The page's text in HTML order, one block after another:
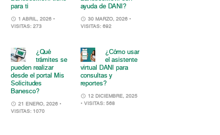
para ti
1 ABRIL, 2026 •
VISITAS: 273
ayuda de DANI?
30 MARZO, 2026 •
VISITAS: 692
¿Qué
trámites se
pueden realizar
desde el portal Mis
Solicitudes
Banesco?
21 ENERO, 2026 •
VISITAS: 1070
¿Cómo usar
el asistente
virtual DANI para
consultas y
reportes?
12 DICIEMBRE, 2025
• VISITAS: 568